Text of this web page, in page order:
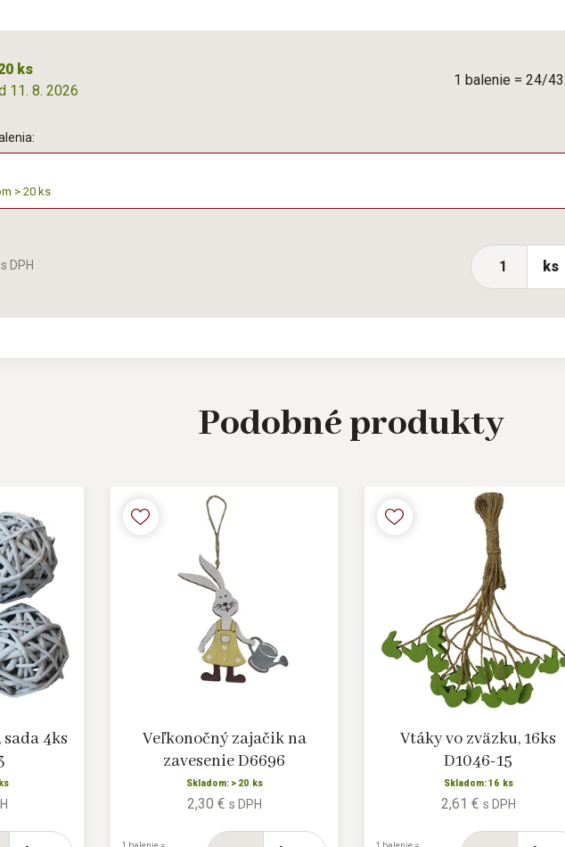
ks
11. 8. 2026
1 balenie = 24/
> 20 ks
s DPH ks
Podobnéprodukty
4ks
Veľkonočný zajačik na
zavesenie D6696
Skladom: > 20 ks
2,30 € s DPH
Vtáky vo zväzku, 16ks
D1046-15
Skladom: 16 ks
2,61 € s DPH